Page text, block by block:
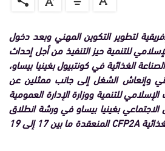
لتطوير التكوين المهني وبعد دخول
للتنمية حيز التنفيذ من أجل إحداث
الغذائية في كونتبيول بغينيا بيساو،
وإنعاش الشغل إلى جانب ممثلين عن
للتنمية ووزارة الإدارة العمومية
بغينيا بيساو في ورشة انطلاق
مشروع الفلاحة والصناعة الغذائية CFP2A المنعقدة ما بين 17 إلى 19